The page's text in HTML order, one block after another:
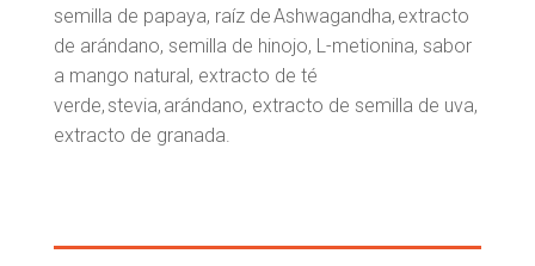
semilla de papaya, raíz deAshwagandha, extracto
de arándano, semilla de hinojo, L-metionina, sabor
a mango natural, extracto de té
verde, stevia, arándano, extracto de semilla de uva,
extracto de granada.